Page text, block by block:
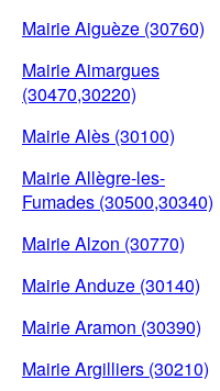
Mairie Aiguèze (30760)
Mairie Aimargues
(30470,30220)
Mairie Alès (30100)
Mairie Allègre-les-
Fumades (30500,30340)
Mairie Alzon (30770)
Mairie Anduze (30140)
Mairie Aramon (30390)
Mairie Argilliers (30210)